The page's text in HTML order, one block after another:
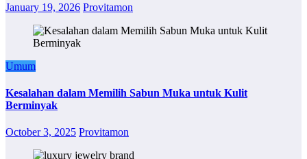
January 19, 2026 Provitamon
Umum
Kesalahan dalam Memilih Sabun Muka untuk Kulit
Berminyak
October 3, 2025 Provitamon